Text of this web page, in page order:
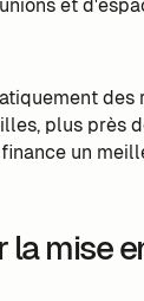
et
des
plus près
un
mise